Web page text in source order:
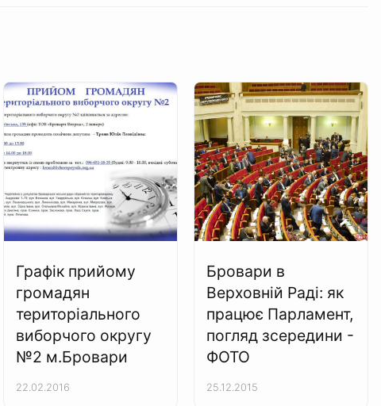
Графік прийому
громадян
територіального
виборчого округу
№2 м.Бровари
22.02.2016
Бровари в
Верховній Раді: як
працює Парламент,
погляд зсередини -
ФОТО
25.12.2015